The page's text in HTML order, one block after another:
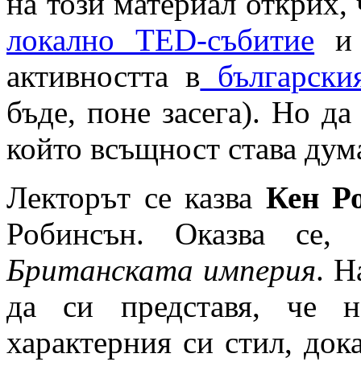
локално TED-събитие и
активността в
бъде, поне засега). Но
който всъщност става
Лекторът се казва Кен
Робинсън. Оказва
Британската империя.
да си представя, че
характерния си стил,